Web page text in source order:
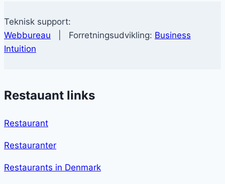
Teknisk support:
Webbureau | Forretningsudvikling: Business
Intuition
Restauant links
Restaurant
Restauranter
Restaurants in Denmark